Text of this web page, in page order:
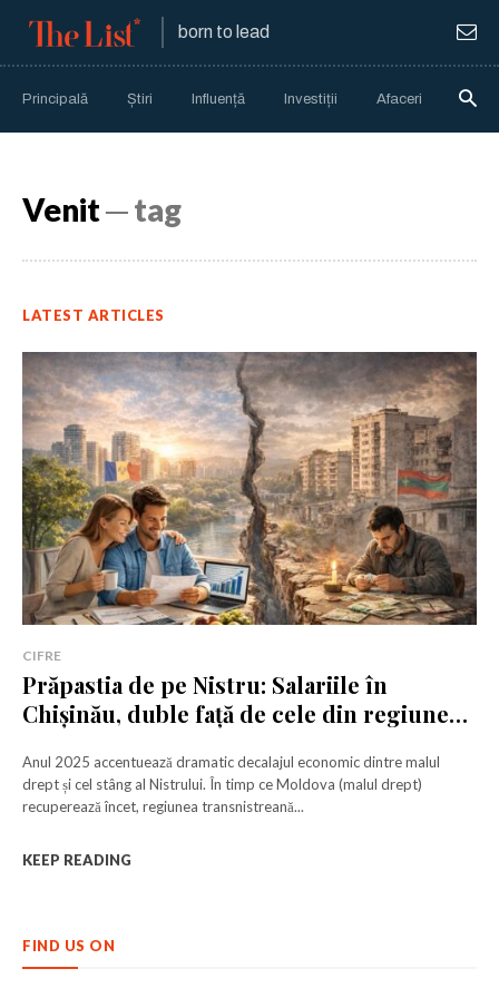
born to lead
Principală Știri Influență Investiții Afaceri
Venit─ tag
LATEST ARTICLES
CIFRE
Prăpastia de pe Nistru: Salariile în
Chișinău, duble față de cele din regiunea
Anul 2025 accentuează dramatic decalajul economic dintre malul
drept și cel stâng al Nistrului. În timp ce Moldova (malul drept)
recuperează încet, regiunea transnistreană...
KEEP READING
FIND US ON